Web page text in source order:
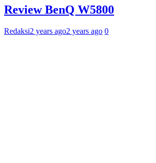
Review BenQ W5800
Redaksi2 years ago2 years ago 0